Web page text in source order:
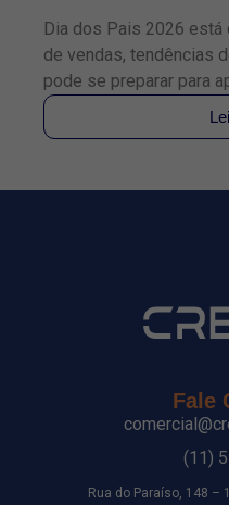
Dia dos Pais 2026 está
de vendas, tendências
pode se preparar para
Fale
(11)
Rua do Paraíso, 148 –